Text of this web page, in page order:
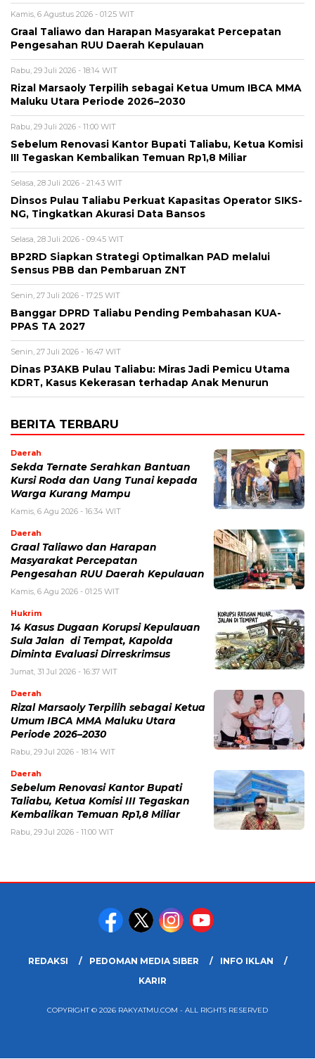
Kamis, 6 Agustus 2026 - 01:25 WIT
Graal Taliawo dan Harapan Masyarakat Percepatan
Pengesahan RUU Daerah Kepulauan
Rabu, 29 Juli 2026 - 18:14 WIT
Rizal Marsaoly Terpilih sebagai Ketua Umum IBCA MMA
Maluku Utara Periode 2026–2030
Rabu, 29 Juli 2026 - 11:00 WIT
Sebelum Renovasi Kantor Bupati Taliabu, Ketua Komisi
III Tegaskan Kembalikan Temuan Rp1,8 Miliar
Selasa, 28 Juli 2026 - 21:43 WIT
Dinsos Pulau Taliabu Perkuat Kapasitas Operator SIKS-
NG, Tingkatkan Akurasi Data Bansos
Selasa, 28 Juli 2026 - 09:45 WIT
BP2RD Siapkan Strategi Optimalkan PAD melalui
Sensus PBB dan Pembaruan ZNT
Senin, 27 Juli 2026 - 17:25 WIT
Banggar DPRD Taliabu Pending Pembahasan KUA-
PPAS TA 2027
Senin, 27 Juli 2026 - 16:47 WIT
Dinas P3AKB Pulau Taliabu: Miras Jadi Pemicu Utama
KDRT, Kasus Kekerasan terhadap Anak Menurun
BERITA TERBARU
Daerah
Sekda Ternate Serahkan Bantuan
Kursi Roda dan Uang Tunai kepada
Warga Kurang Mampu
Kamis, 6 Agu 2026 - 16:34 WIT
Daerah
Graal Taliawo dan Harapan
Masyarakat Percepatan
Pengesahan RUU Daerah Kepulauan
Kamis, 6 Agu 2026 - 01:25 WIT
Hukrim
14 Kasus Dugaan Korupsi Kepulauan
Sula Jalan di Tempat, Kapolda
Diminta Evaluasi Dirreskrimsus
Jumat, 31 Jul 2026 - 16:37 WIT
Daerah
Rizal Marsaoly Terpilih sebagai Ketua
Umum IBCA MMA Maluku Utara
Periode 2026–2030
Rabu, 29 Jul 2026 - 18:14 WIT
Daerah
Sebelum Renovasi Kantor Bupati
Taliabu, Ketua Komisi III Tegaskan
Kembalikan Temuan Rp1,8 Miliar
Rabu, 29 Jul 2026 - 11:00 WIT
REDAKSI PEDOMAN MEDIA SIBER
INFO IKLAN
KARIR
COPYRIGHT © 2026 RAKYATMU.COM - ALL RIGHTS RESERVED